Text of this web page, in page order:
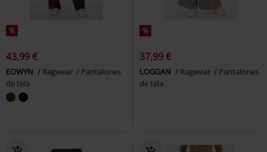
%
43,99 €
EOWYN Ragwear
Pantalones
de tela
%
37,99 €
LOGGAN Ragwear
Pantalones
de tela